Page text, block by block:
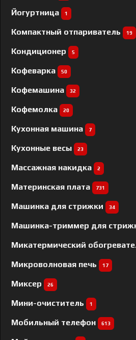
Йогуртница 1
Компактный отпариватель 19
Кондиционер 5
Кофеварка 50
Кофемашина 32
Кофемолка 20
Кухонная машина 7
Кухонные весы 23
Массажная накидка 2
Материнская плата 731
Машинка для стрижки 34
Машинка-триммер для
Микатермический
Микроволновая печь 17
Миксер 26
Мини-очиститель 1
Мобильный телефон 613